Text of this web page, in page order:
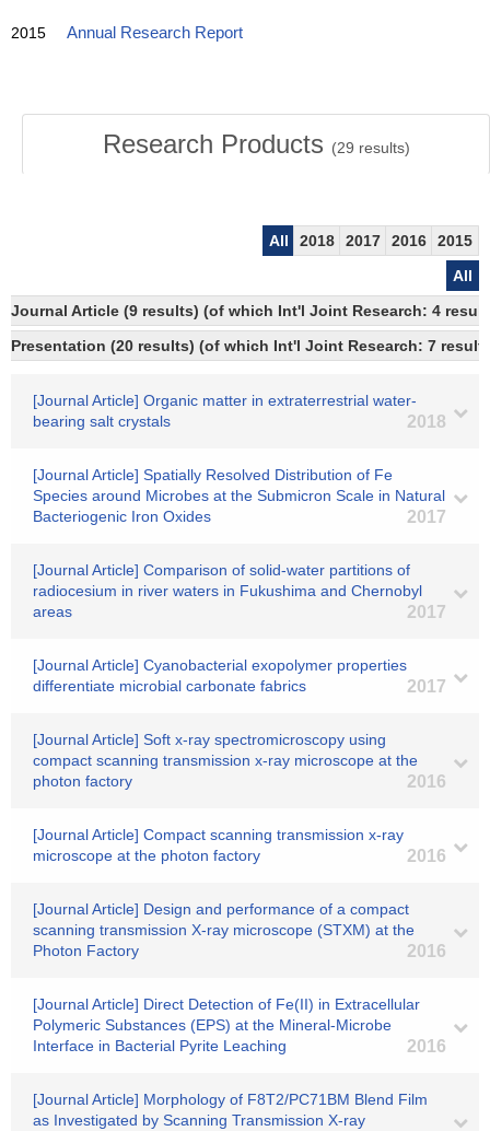
2015 Annual Research Report
Research Products (29 results)
All 2018 2017 2016
2015
All
Journal Article (9 results) (of which Int'l Joint Research: 4
Presentation (20 results) (of which Int'l Joint Research: 7
[Journal Article] Organic matter in extraterrestrial water-
bearing salt crystals
2018
[Journal Article] Spatially Resolved Distribution of Fe
Species around Microbes at the Submicron Scale in Natural
Bacteriogenic Iron Oxides
2017
[Journal Article] Comparison of solid-water partitions of
radiocesium in river waters in Fukushima and Chernobyl
areas
2017
[Journal Article] Cyanobacterial exopolymer properties
differentiate microbial carbonate fabrics
2017
[Journal Article] Soft x-ray spectromicroscopy using
compact scanning transmission x-ray microscope at the
photon factory
2016
[Journal Article] Compact scanning transmission x-ray
microscope at the photon factory
2016
[Journal Article] Design and performance of a compact
scanning transmission X-ray microscope (STXM) at the
Photon Factory
2016
[Journal Article] Direct Detection of Fe(II) in Extracellular
Polymeric Substances (EPS) at the Mineral-Microbe
Interface in Bacterial Pyrite Leaching
2016
[Journal Article] Morphology of F8T2/PC71BM Blend Film
as Investigated by Scanning Transmission X-ray